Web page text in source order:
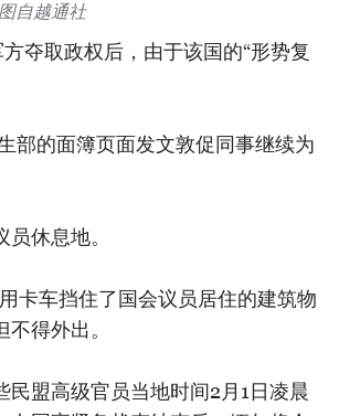
自越通社
夺取政权后，由于该国的“形势复
部的面簿页面发文敦促同事继续为
休息地。
卡车挡住了国会议员居住的建筑物
得外出。
盟高级官员当地时间2月1日凌晨